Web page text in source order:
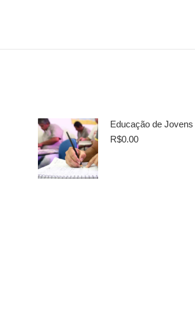
Educação de Jovens
R$0.00